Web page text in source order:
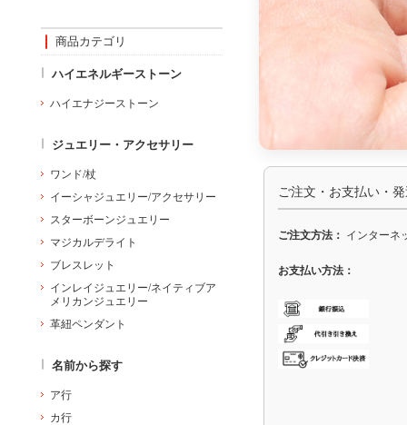
ご注文・お支払い・
ご注文方法： インターネ
お支払い方法：
商品カテゴリ
ハイエネルギーストーン
ハイエナジーストーン
ジュエリー・アクセサリー
ワンド/杖
イーシャジュエリー/アクセサリー
スターボーンジュエリー
マジカルデライト
ブレスレット
インレイジュエリー/ネイティブア
メリカンジュエリー
革紐ペンダント
名前から探す
ア行
カ行